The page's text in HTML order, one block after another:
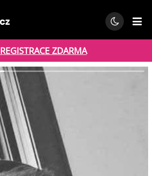
REGISTRACE ZDARMA